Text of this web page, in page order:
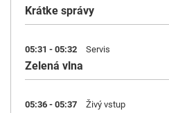
Krátke správy
05:31 - 05:32 Servis
Zelená vlna
05:36 - 05:37 Živý vstup